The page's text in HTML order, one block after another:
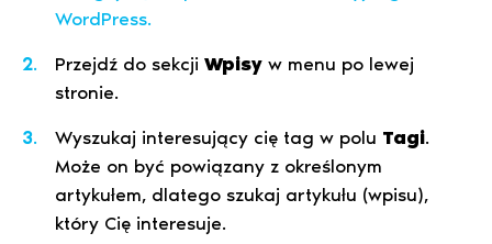
WordPress.
Przejdź do sekcji Wpisy w menu po lewej
stronie.
Wyszukaj interesujący cię tag w polu Tagi.
Może on być powiązany z określonym
artykułem, dlatego szukaj artykułu (wpisu),
który Cię interesuje.